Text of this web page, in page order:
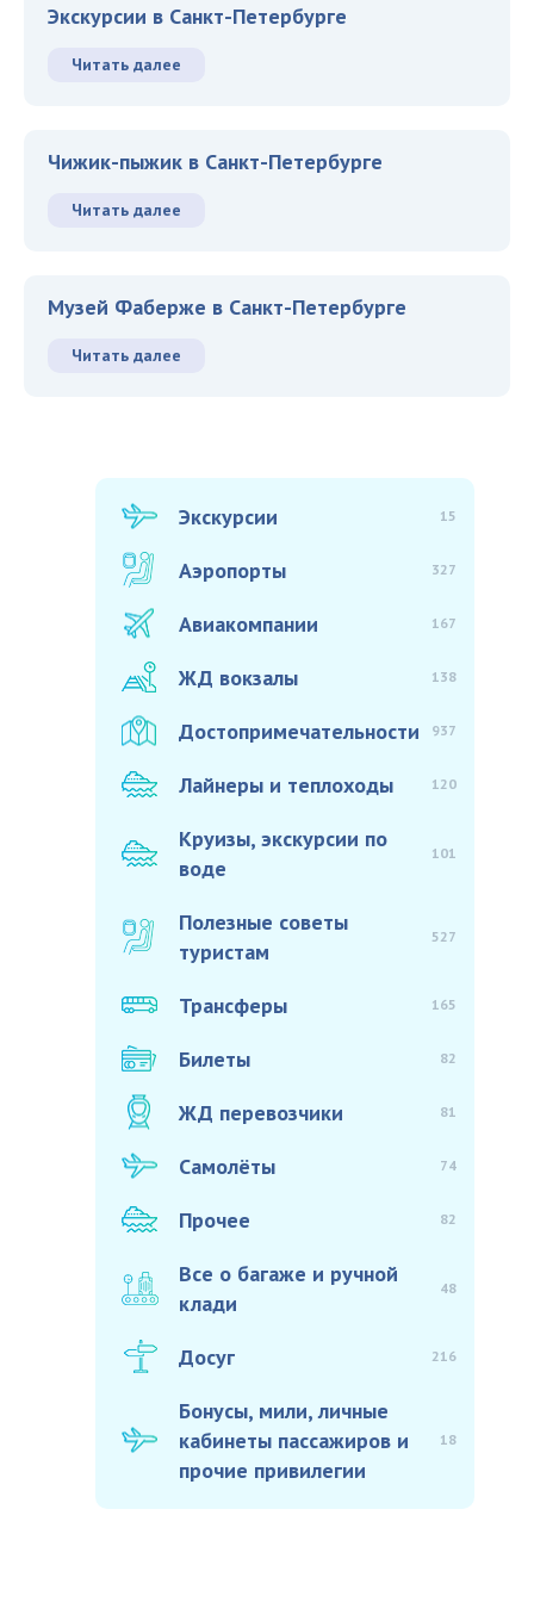
Экскурсии в Санкт-Петербурге
Читать далее
Чижик-пыжик в Санкт-Петербурге
Читать далее
Музей Фаберже в Санкт-Петербурге
Читать далее
Экскурсии 15
Аэропорты 327
Авиакомпании 167
ЖД вокзалы 138
Достопримечательности 937
Лайнеры и теплоходы 120
Круизы, экскурсии по
воде
101
Полезные советы
туристам
527
Трансферы 165
Билеты 82
ЖД перевозчики 81
Самолёты 74
Прочее 82
Все о багаже и ручной
клади
48
Досуг 216
Бонусы, мили, личные
кабинеты пассажиров и
прочие привилегии
18